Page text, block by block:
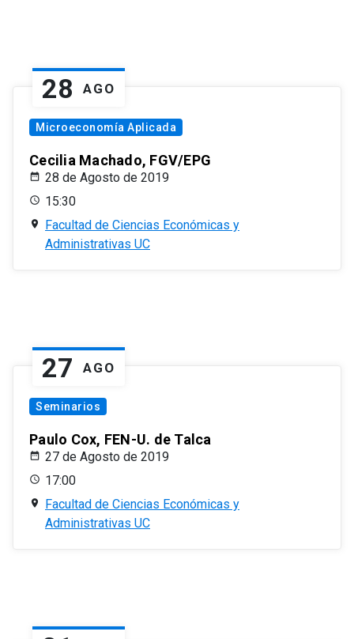
28 AGO
Microeconomía Aplicada
Cecilia Machado, FGV/EPG
28 de Agosto de 2019
15:30
Facultad de Ciencias Económicas y
Administrativas UC
27 AGO
Seminarios
Paulo Cox, FEN-U. de Talca
27 de Agosto de 2019
17:00
Facultad de Ciencias Económicas y
Administrativas UC